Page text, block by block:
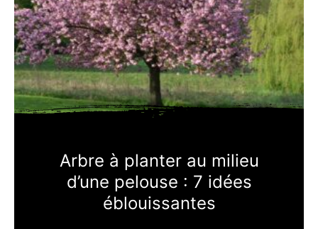
Arbre à planter au milieu
d’une pelouse : 7 idées
éblouissantes